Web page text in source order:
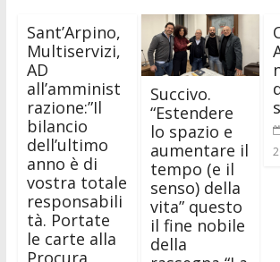
Sant’Arpino,
Multiservizi,
AD
all’amminist
razione:”Il
bilancio
dell’ultimo
anno è di
vostra totale
responsabili
tà. Portate
le carte alla
Procura
Succivo.
“Estendere
lo spazio e
aumentare il
tempo (e il
senso) della
vita” questo
il fine nobile
della